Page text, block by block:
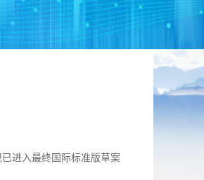
进入最终国际标准版草案